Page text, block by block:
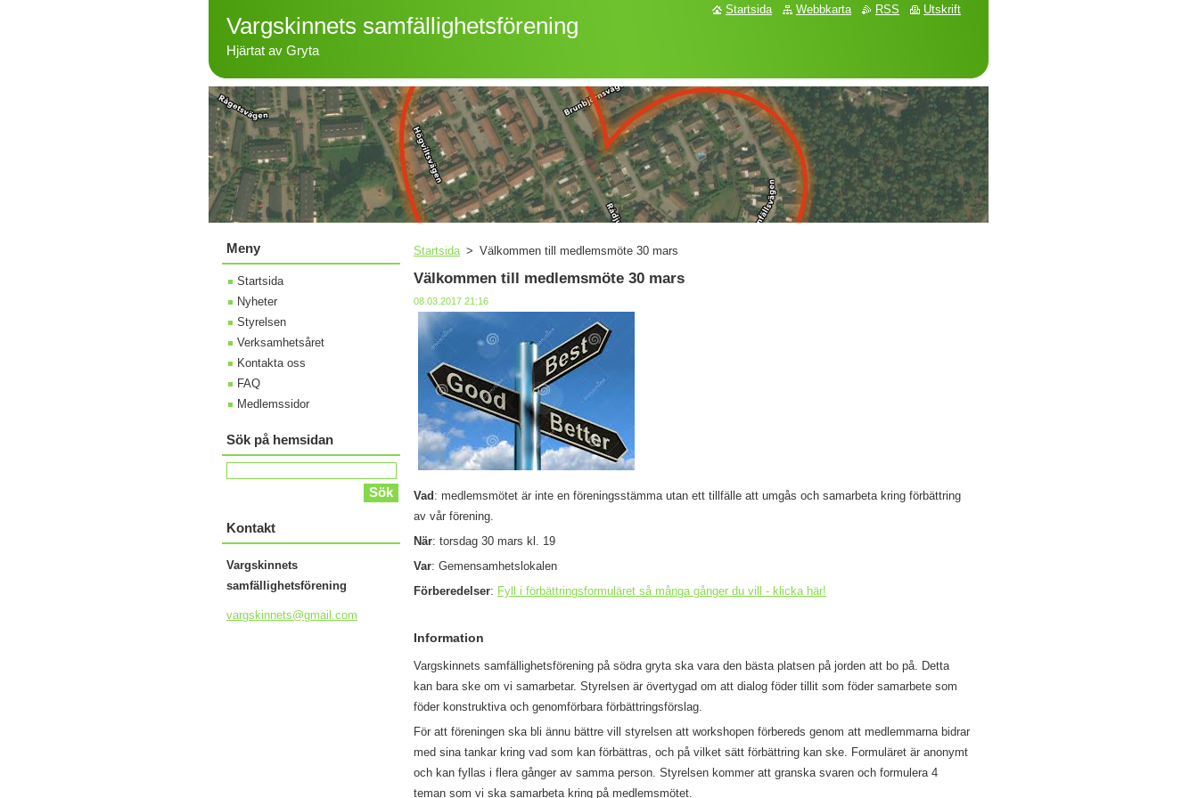
Vargskinnets samfällighetsförening
Hjärtat av Gryta
Startsida > Välkommen till medlemsmöte 30 mars
Välkommen till medlemsmöte 30 mars
08.03.2017 21:16
Vad : medlemsmötet är inte en föreningsstämma utan ett tillfälle att umgås och samarbeta kring förbättring
av vår förening.
När: torsdag 30 mars kl. 19
Var: Gemensamhetslokalen
Förberedelser: Fyll i förbättringsformuläret så många gånger du vill - klicka här!
Information
Vargskinnets samfällighetsförening på södra gryta ska vara den bästa platsen på jorden att bo på. Detta
kan bara ske om vi samarbetar. Styrelsen är övertygad om att dialog föder tillit som föder samarbete som
föder konstruktiva och genomförbara förbättringsförslag.
För att föreningen ska bli ännu bättre vill styrelsen att workshopen förbereds genom att medlemmarna bidrar
med sina tankar kring vad som kan förbättras, och på vilket sätt förbättring kan ske. Formuläret är anonymt
och kan fyllas i flera gånger av samma person. Styrelsen kommer att granska svaren och formulera 4
teman som vi ska samarbeta kring på medlemsmötet.
Meny
Startsida
Nyheter
Styrelsen
Verksamhetsåret
Kontakta oss
FAQ
Medlemssidor
Sök på hemsidan
Kontakt
Vargskinnets
samfällighetsförening
vargskinnets@gmail.com
Startsida Webbkarta RSS Utskrift